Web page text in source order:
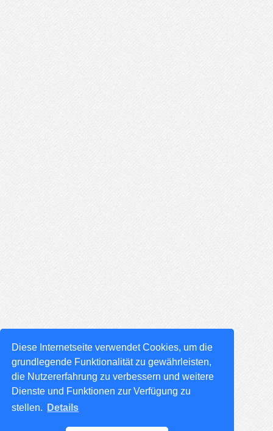
Diese Internetseite verwendet Cookies, um die
grundlegende Funktionalität zu gewährleisten,
die Nutzererfahrung zu verbessern und weitere
Dienste und Funktionen zur Verfügung zu
stellen.
Details